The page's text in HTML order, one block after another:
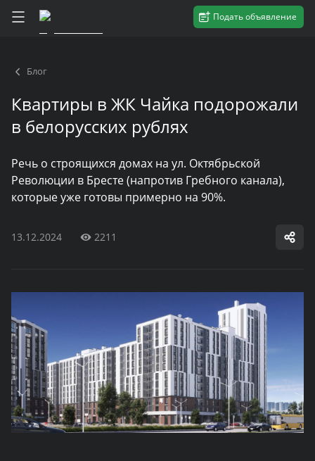
Подать объявление
Блог
Квартиры в ЖК Чайка подорожали
в белорусских рублях
Речь о строящихся домах на ул. Октябрьской
Революции в Бресте (напротив Гребного канала),
которые уже готовы примерно на 90%.
13.12.2024 2211